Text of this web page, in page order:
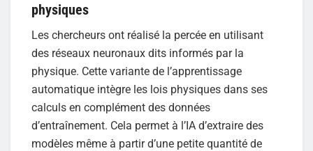
physiques
Les chercheurs ont réalisé la percée en utilisant
des réseaux neuronaux dits informés par la
physique. Cette variante de l’apprentissage
automatique intègre les lois physiques dans ses
calculs en complément des données
d’entraînement. Cela permet à l’IA d’extraire des
modèles même à partir d’une petite quantité de